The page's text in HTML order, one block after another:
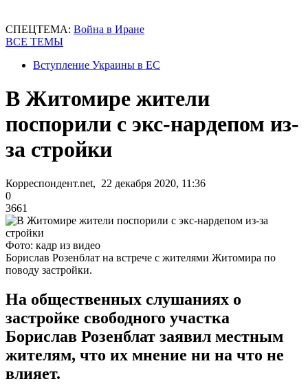
СПЕЦТЕМА: Война в Иране
ВСЕ ТЕМЫ
Вступление Украины в ЕС
В Житомире жители
поспорили с экс-нардепом из-
за стройки
Корреспондент.net, 22 декабря 2020, 11:36
0
3661
Фото: кадр из видео
Борислав Розенблат на встрече с жителями Житомира по
поводу застройки.
На общественных слушаниях о
застройке свободного участка
Борислав Розенблат заявил местным
жителям, что их мнение ни на что не
влияет.